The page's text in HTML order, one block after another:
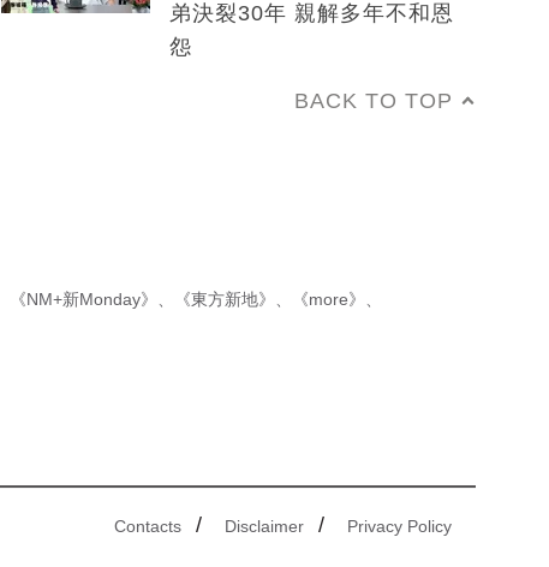
弟決裂30年 親解多年不和恩
怨
BACK TO TOP
《NM+新Monday》 《東方新地》 《more》
Contacts / Disclaimer / Privacy Policy